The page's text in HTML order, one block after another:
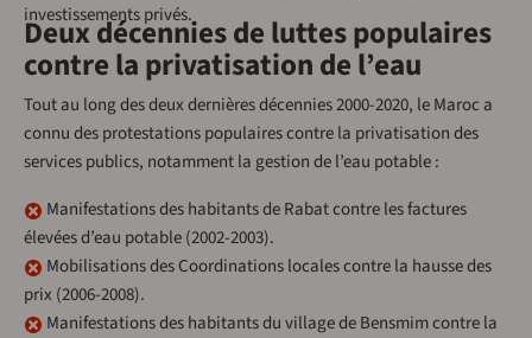
investissements privés.
Deux décennies de luttes populaires
contre la privatisation de l’eau
Tout au long des deux dernières décennies 2000-2020, le Maroc a
connu des protestations populaires contre la privatisation des
services publics, notamment la gestion de l’eau potable :
Manifestations des habitants de Rabat contre les factures
élevées d’eau potable (2002-2003).
Mobilisations des Coordinations locales contre la hausse des
prix (2006-2008).
Manifestations des habitants du village de Bensmim contre la